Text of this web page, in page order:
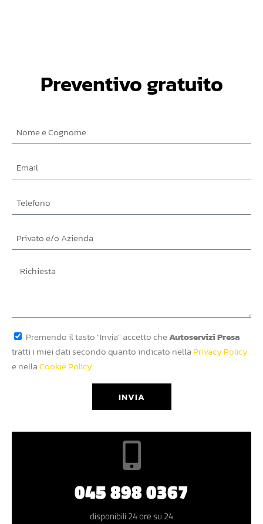
Preventivo gratuito
Premendo il tasto "Invia" accetto cheAutoservizi Presa
tratti i miei dati secondo quanto indicato nella Privacy Policy
e nellaCookie Policy.
INVIA
045 898 0367
disponibili 24 ore su 24